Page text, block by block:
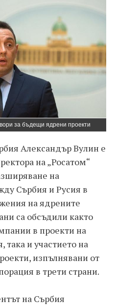
за бъдещи ядрени проекти
Александър Вулин е
на „Росатом“
на
Сърбия и Русия в
на ядрените
са обсъдили както
в проекти на
така и участието на
изпълнявани от
в трети страни.
на Сърбия